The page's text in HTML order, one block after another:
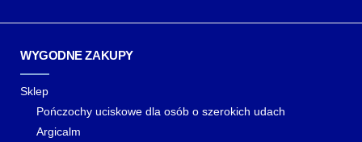
WYGODNE ZAKUPY
Sklep
Pończochy uciskowe dla osób o szerokich udach
Argicalm